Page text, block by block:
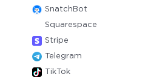
SnatchBot
Squarespace
Stripe
Telegram
TikTok